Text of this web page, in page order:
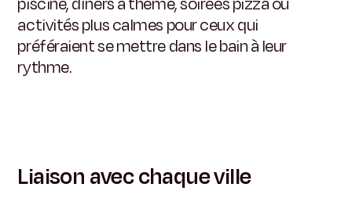
activités plus calmes pour ceux qui
préféraient se mettre dans le bain à leur
rythme.
Liaison avec chaque ville